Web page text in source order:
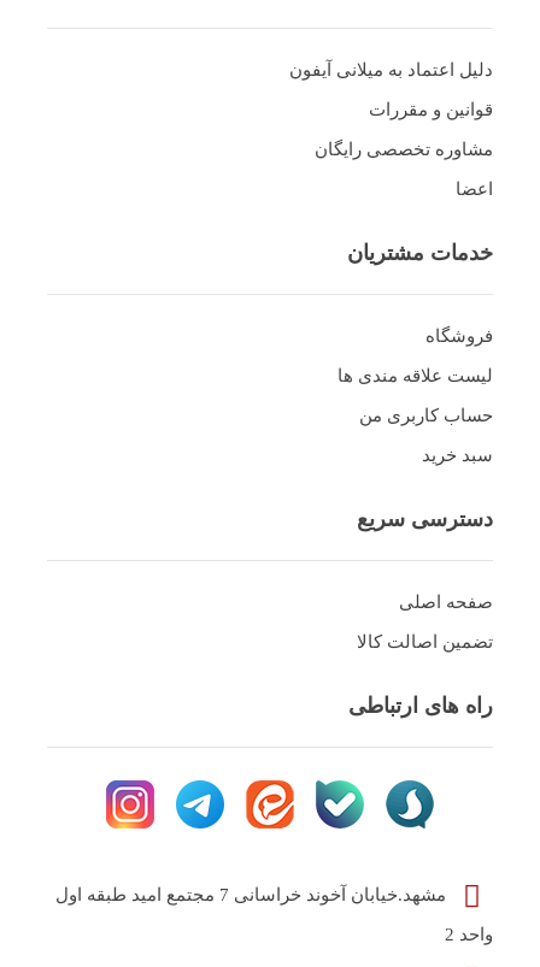
دلیل اعتماد به میلانی آیفون
قوانین و مقررات
مشاوره تخصصی رایگان
اعضا
خدمات مشتریان
فروشگاه
لیست علاقه مندی ها
حساب کاربری من
سبد خرید
دسترسی سریع
صفحه اصلی
تضمین اصالت کالا
راه های ارتباطی
مشهد.خیابان آخوند خراسانی 7 مجتمع امید طبقه اول
واحد 2